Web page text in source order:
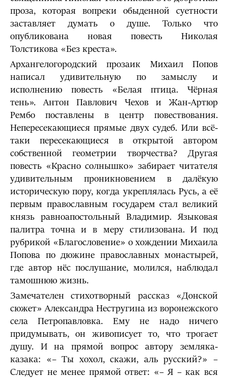
проза, которая вопреки обыденной суетности
заставляет думать о душе. Только что
опубликована новая повесть Николая
Толстикова «Без креста».
Архангелогородский прозаик Михаил Попов
написал удивительную по замыслу и
исполнению повесть «Белая птица. Чёрная
тень». Антон Павлович Чехов и Жан-Артюр
Рембо поставлены в центр повествования.
Непересекающиеся прямые двух судеб. Или всё-
таки пересекающиеся в открытой автором
собственной геометрии творчества? Другая
повесть «Красно солнышко» забирает читателя
удивительным проникновением в далёкую
историческую пору, когда укреплялась Русь, а её
первым православным государем стал великий
князь равноапостольный Владимир. Языковая
палитра точна и в меру стилизована. И под
рубрикой «Благословение» о хождении Михаила
Попова по дюжине православных монастырей,
где автор нёс послушание, молился, наблюдал
тамошнюю жизнь.
Замечателен стихотворный рассказ «Донской
сюжет» Александра Нестругина из воронежского
села Петропавловка. Ему не надо ничего
придумывать, он живописует то, что трогает
душу. И на прямой вопрос автору земляка-
казака: «– Ты хохол, скажи, аль русский?» –
Следует не менее прямой ответ: «– Я – как вся